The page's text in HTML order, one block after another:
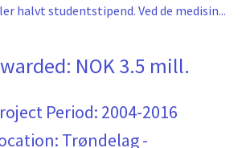
halvt studentstipend. Ved de medisin...
NOK 3.5 mill.
Period: 2004-2016
Trøndelag -